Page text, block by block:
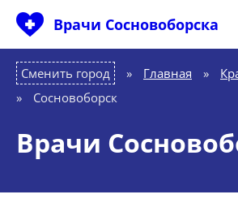
Врачи Сосновоборска
Сменить город Главная »
»
Сосновоборск
Врачи